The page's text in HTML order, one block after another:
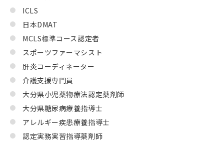
ICLS
日本DMAT
MCLS標準コース認定者
スポーツファーマシスト
肝炎コーディネーター
介護支援専門員
大分県小児薬物療法認定薬剤師
大分県糖尿病療養指導士
アレルギー疾患療養指導士
認定実務実習指導薬剤師